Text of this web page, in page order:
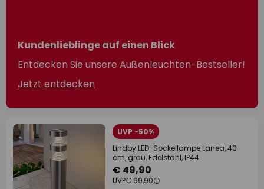
Kundenlieblinge auf einen Blick
Entdecken Sie unsere Außenleuchten-Bestseller!
Jetzt entdecken
UVP -50%
Lindby LED-Sockellampe Lanea, 40
cm, grau, Edelstahl, IP44
€ 49,90
UVP€ 99,90